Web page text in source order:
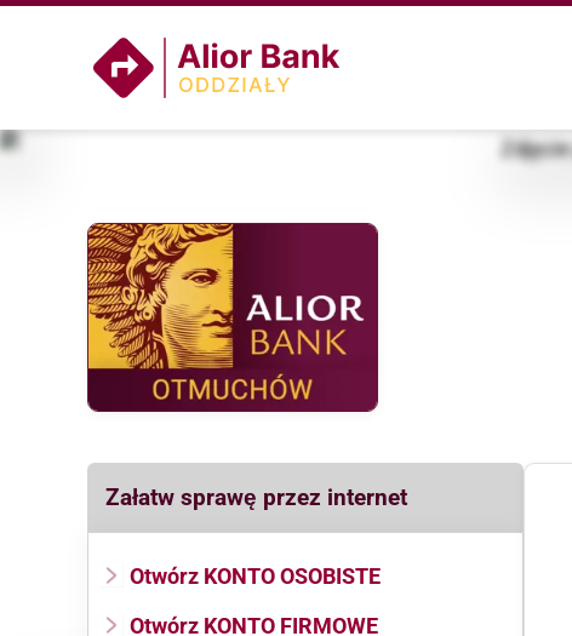
Załatw sprawę przez internet
Otwórz KONTO OSOBISTE
Otwórz KONTO FIRMOWE